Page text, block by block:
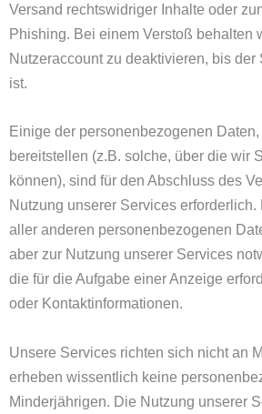
Versand rechtswidriger Inhalte oder
Phishing. Bei einem Verstoß behalten
Nutzeraccount zu deaktivieren, bis der
ist.
Einige der personenbezogenen
bereitstellen (z.B. solche, über die wir
können), sind für den Abschluss des
Nutzung unserer Services
aller anderen personenbezogenen
aber zur Nutzung unserer Services
die für die Aufgabe einer Anzeige
oder Kontaktinformationen.
Unsere Services richten sich nicht an
erheben wissentlich keine
Minderjährigen. Die Nutzung unserer